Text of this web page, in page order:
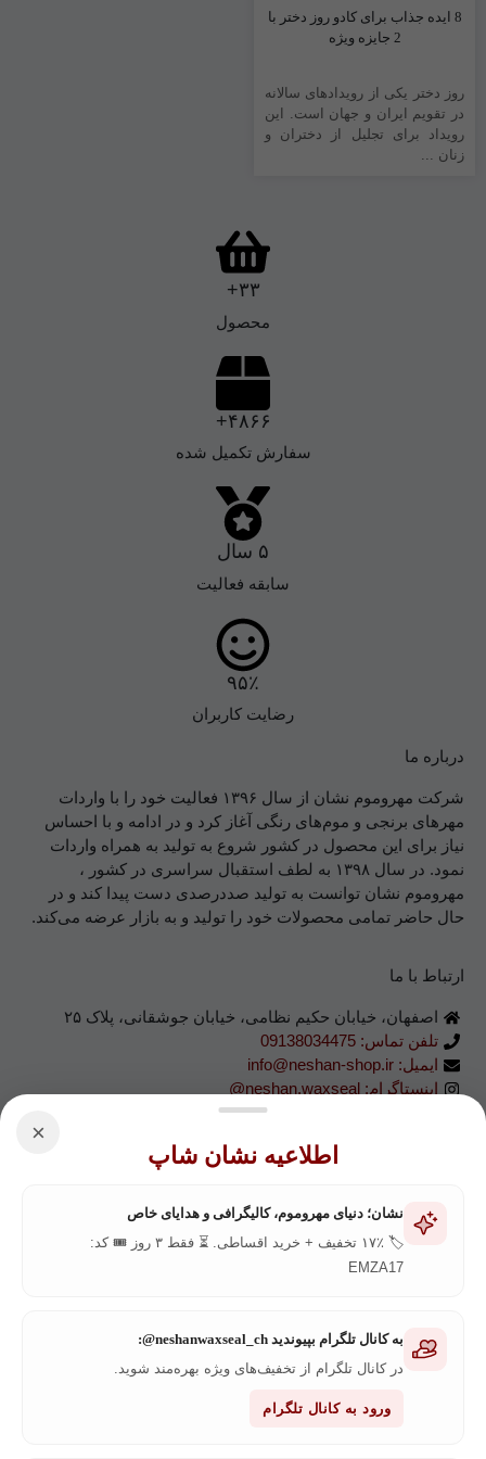
8 ایده جذاب برای کادو روز دختر با
2 جایزه ویژه
‌‌روز دختر یکی از رویدادهای سالانه
در تقویم ایران و جهان است. این
رویداد برای تجلیل از دختران و
زنان ...
۳۳+
محصول
۴۸۶۶+
سفارش تکمیل شده
۵ سال
سابقه فعالیت
۹۵٪
رضایت کاربران
درباره ما
شرکت مهروموم نشان
از سال ۱۳۹۶ فعالیت خود را با واردات
مهرهای برنجی و موم‌های رنگی آغاز کرد و در ادامه و با احساس
نیاز برای این محصول در کشور شروع به تولید به همراه واردات
نمود. در سال ۱۳۹۸ به لطف استقبال سراسری در کشور ،
مهروموم نشان توانست به تولید صد‌درصدی دست پیدا کند و در
حال حاضر تمامی محصولات خود را تولید و به بازار عرضه می‌کند.
ارتباط با ما
اصفهان، خیابان حکیم نظامی، خیابان جوشقانی، پلاک ۲۵
تلفن تماس: 09138034475
ایمیل: info@neshan-shop.ir
اینستاگرام: neshan.waxseal@
صفحه اصلی
×
اطلاعیه نشان شاپ
نشان؛ دنیای مهروموم، کالیگرافی و هدایای خاص
🏷️ ۱۷٪ تخفیف + خرید اقساطی. ⏳ فقط ۳ روز 🎟️ کد:
EMZA17
به کانال تلگرام بپیوندید neshanwaxseal_ch@:
در کانال تلگرام از تخفیف‌های ویژه بهره‌مند شوید.
ورود به کانال تلگرام